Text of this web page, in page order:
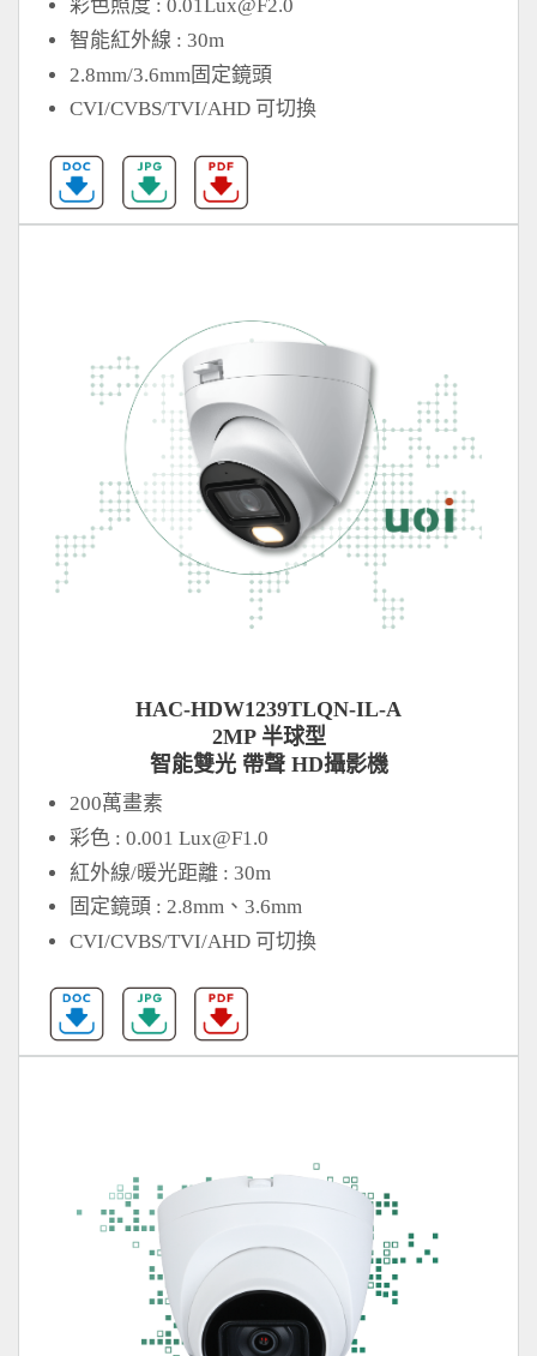
彩色照度 :0.01Lux@F2.0
智能紅外線 : 30m
2.8mm/3.6mm固定鏡頭
CVI/CVBS/TVI/AHD 可切換
HAC-HDW1239TLQN-IL-A
2MP 半球型
智能雙光 帶聲 HD攝影機
200萬畫素
彩色 : 0.001Lux@F1.0
紅外線/暖光距離 : 30m
固定鏡頭 : 2.8mm、3.6mm
CVI/CVBS/TVI/AHD 可切換